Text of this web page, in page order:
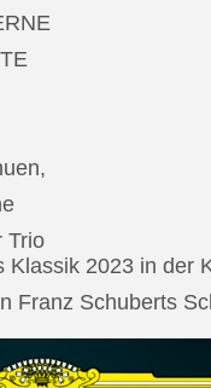
Trio
2023 in der
Franz Schuberts